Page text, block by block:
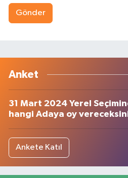
Gönder
Anket
31 Mart 2024 Yerel
hangi Adaya oy
Ankete Katıl